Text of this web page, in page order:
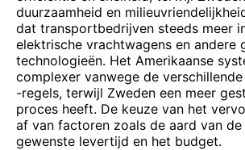
duurzaamheid en
dat transportbedrijven steeds meer
elektrische vrachtwagens en andere
technologieën. Het Amerikaanse
complexer vanwege de
-regels, terwijl Zweden een meer
proces heeft. De keuze van het
af van factoren zoals de aard van
gewenste levertijd en het budget.